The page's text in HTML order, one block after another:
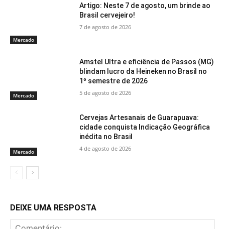
Mercado
Artigo: Neste 7 de agosto, um brinde ao
Brasil cervejeiro!
7 de agosto de 2026
Mercado
Amstel Ultra e eficiência de Passos (MG)
blindam lucro da Heineken no Brasil no
1º semestre de 2026
5 de agosto de 2026
Mercado
Cervejas Artesanais de Guarapuava:
cidade conquista Indicação Geográfica
inédita no Brasil
4 de agosto de 2026
DEIXE UMA RESPOSTA